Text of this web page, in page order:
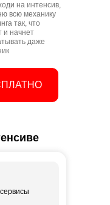
на интенсив,
всю механику
так, что
и начнет
даже